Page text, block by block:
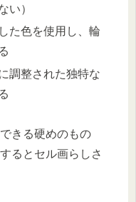
い）
た色を使用し、輪
調整された独特な
きる硬めのもの
るとセル画らしさ